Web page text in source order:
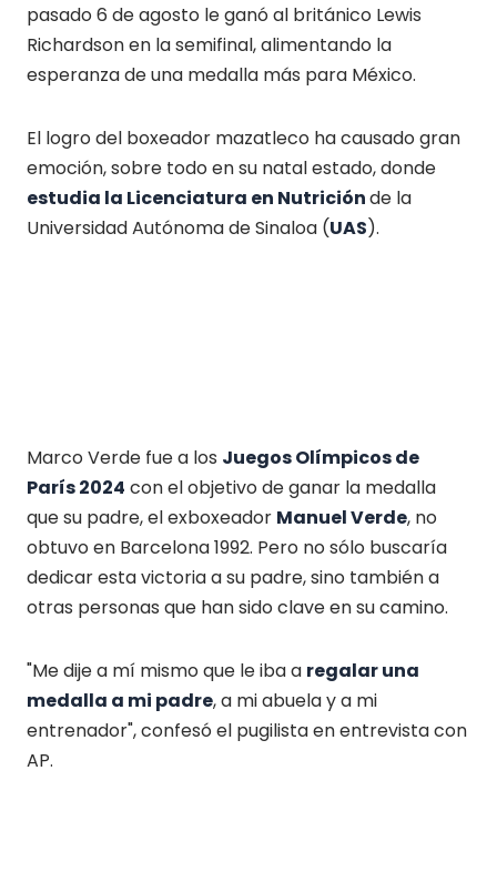
pasado 6 de agosto le ganó al británico Lewis
Richardson en la semifinal, alimentando la
esperanza de una medalla más para México.
El logro del boxeador mazatleco ha causado gran
emoción, sobre todo en su natal estado, donde
estudia la Licenciatura en Nutriciónde la
Universidad Autónoma de Sinaloa (UAS).
Marco Verde fue a los Juegos Olímpicos de
París 2024 con el objetivo de ganar la medalla
que su padre, el exboxeador Manuel Verde, no
obtuvo en Barcelona 1992. Pero no sólo buscaría
dedicar esta victoria a su padre, sino también a
otras personas que han sido clave en su camino.
"Me dije a mí mismo que le iba a regalar una
medalla a mi padre, a mi abuela y a mi
entrenador", confesó el pugilista en entrevista con
AP.